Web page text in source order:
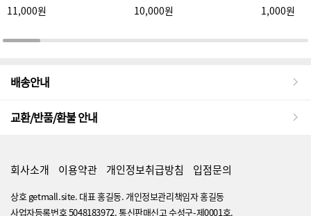
11,000원
10,000원
1,000원
배송안내
교환/반품/환불 안내
회사소개 이용약관 개인정보취급방침 입점문의
상호 getmall.site. 대표 홍길동. 개인정보관리책임자 홍길동
사업자등록번호 5048183972. 통신판매신고 수성구-제0001호.